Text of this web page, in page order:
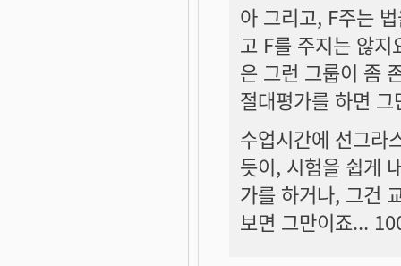
아 그리고, F주는
고 F를 주지는 않
은 그런 그룹이 좀
절대평가를 하면
수업시간에 선그라
듯이, 시험을 쉽게
가를 하거나, 그건
보면 그만이죠...